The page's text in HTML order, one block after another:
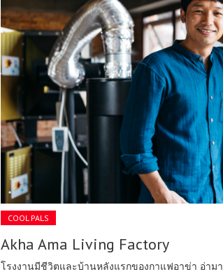
COOL PALS
Akha Ama Living Factory
โรงงานมีชีวิตและบ้านหลังแรกของกาแฟอาข่า อ่ามา